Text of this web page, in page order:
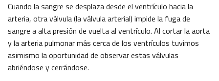
Cuando la sangre se desplaza desde el ventrículo hacia la
arteria, otra válvula (la válvula arterial) impide la fuga de
sangre a alta presión de vuelta al ventrículo. Al cortar la aorta
y la arteria pulmonar más cerca de los ventrículos tuvimos
asimismo la oportunidad de observar estas válvulas
abriéndose y cerrándose.